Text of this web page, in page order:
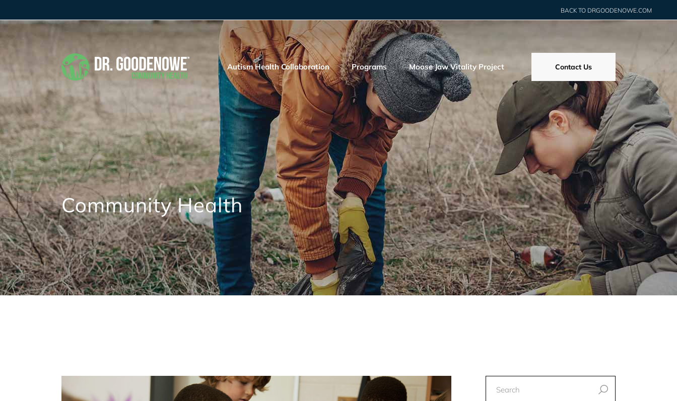
BACK TO DRGOODENOWE.COM
Autism Health Collaboration Programs Moose Jaw Vitality Project Contact Us
Community Health